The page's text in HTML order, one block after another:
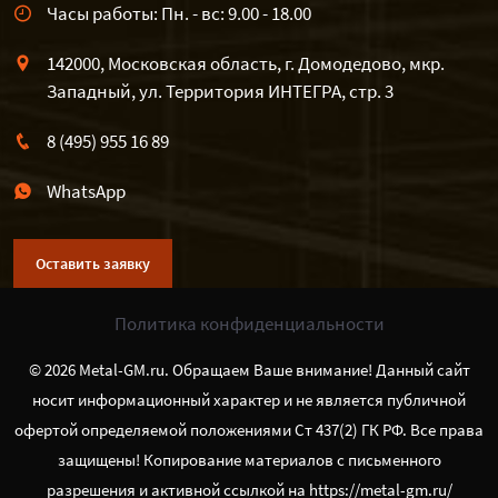
Часы работы: Пн. - вс: 9.00 - 18.00
142000, Московская область, г. Домодедово, мкр.
Западный, ул. Территория ИНТЕГРА, стр. 3
8 (495) 955 16 89
WhatsApp
Оставить заявку
Политика конфиденциальности
© 2026 Metal-GM.ru. Обращаем Ваше внимание! Данный сайт
носит информационный характер и не является публичной
офертой определяемой положениями Ст 437(2) ГК РФ. Все права
защищены! Копирование материалов с письменного
разрешения и активной ссылкой на https://metal-gm.ru/